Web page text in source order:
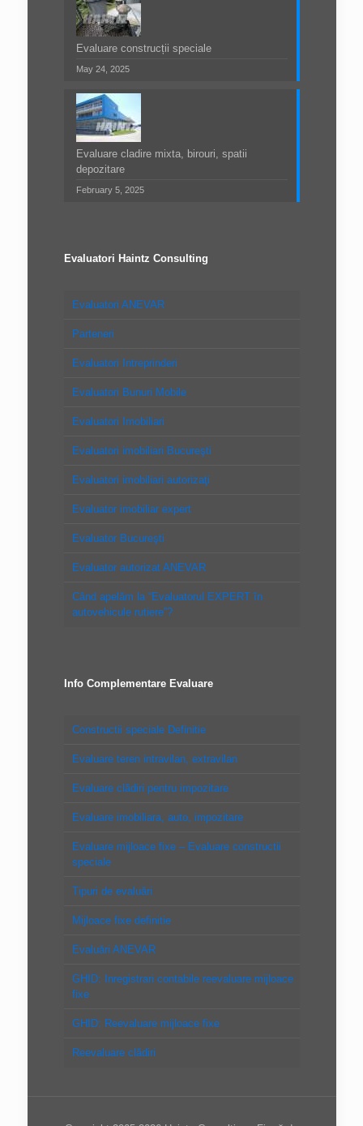
Evaluare construcții speciale
May 24, 2025
Evaluare cladire mixta, birouri, spatii
depozitare
February 5, 2025
Evaluatori Haintz Consulting
Evaluatori ANEVAR
Parteneri
Evaluatori Intreprinderi
Evaluatori Bunuri Mobile
Evaluatori Imobiliari
Evaluatori imobiliari Bucureşti
Evaluatori imobiliari autorizaţi
Evaluator imobiliar expert
Evaluator Bucureşti
Evaluator autorizat ANEVAR
Când apelăm la “Evaluatorul EXPERT în
autovehicule rutiere”?
Info Complementare Evaluare
Constructii speciale Definitie
Evaluare teren intravilan, extravilan
Evaluare clădiri pentru impozitare
Evaluare imobiliara, auto, impozitare
Evaluare mijloace fixe – Evaluare constructii
speciale
Tipuri de evaluări
Mijloace fixe definitie
Evaluări ANEVAR
GHID: Inregistrari contabile reevaluare mijloace
fixe
GHID: Reevaluare mijloace fixe
Reevaluare clădiri